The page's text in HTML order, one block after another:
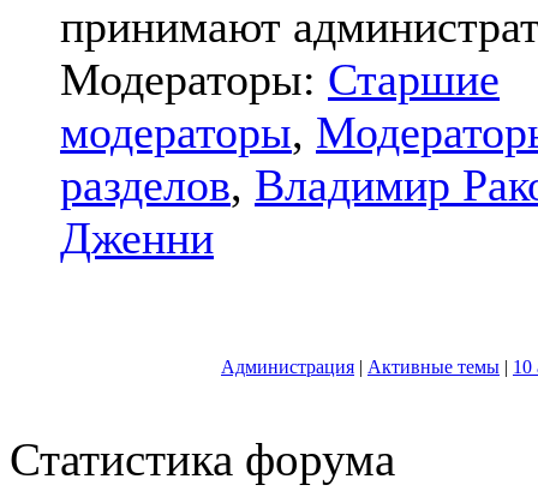
принимают
Модераторы: Старшие
модераторы,
разделов, Владимир
Дженни
Администрация | Активные темы | 10
Статистика форума